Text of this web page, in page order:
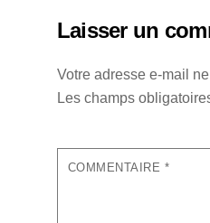
Laisser un
Votre adresse e-mail
Les champs
COMMENTAIRE *